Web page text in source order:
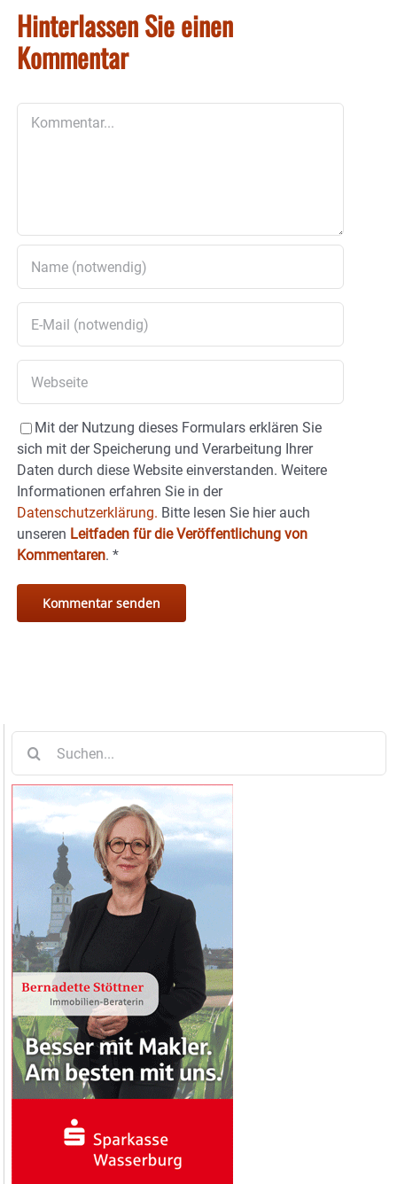
Hinterlassen Sie einen
Kommentar
Mit der Nutzung dieses Formulars erklären Sie
sich mit der Speicherung und Verarbeitung Ihrer
Daten durch diese Website einverstanden. Weitere
Informationen erfahren Sie in der
Datenschutzerklärung. Bitte lesen Sie hier auch
unseren Leitfaden für die Veröffentlichung von
Kommentaren. *
nach: